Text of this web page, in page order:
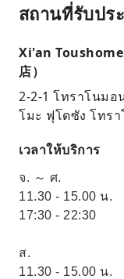
สถานที่รับปร
Xi'an
店）
2-2-1 โทราโนม
โมะ ฟุโดซัง โทร
เวลาให้บริการ
จ. ～ ศ.
11.30 - 15.00 น.
17:30 - 22:30
ส.
11.30 - 15.00 น.